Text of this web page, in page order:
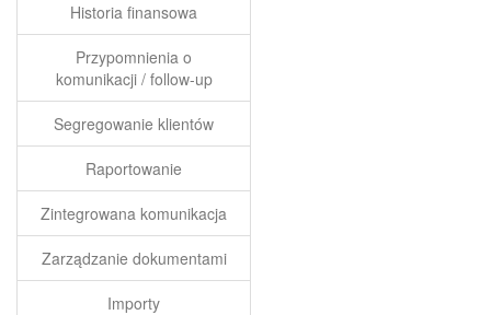
Historia finansowa
Przypomnienia o
komunikacji / follow-up
Segregowanie klientów
Raportowanie
Zintegrowana komunikacja
Zarządzanie dokumentami
Importy